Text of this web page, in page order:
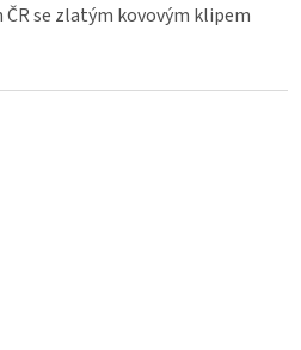
se zlatým kovovým klipem